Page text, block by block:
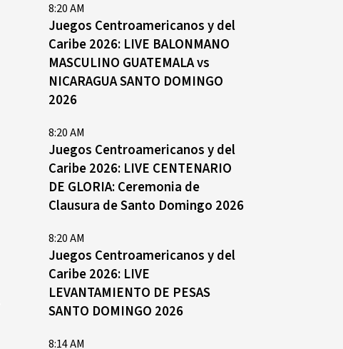
8:20 AM
Juegos Centroamericanos y del
Caribe 2026: LIVE BALONMANO
MASCULINO GUATEMALA vs
NICARAGUA SANTO DOMINGO
2026
8:20 AM
Juegos Centroamericanos y del
Caribe 2026: LIVE CENTENARIO
DE GLORIA: Ceremonia de
Clausura de Santo Domingo 2026
8:20 AM
Juegos Centroamericanos y del
Caribe 2026: LIVE
LEVANTAMIENTO DE PESAS
SANTO DOMINGO 2026
8:14 AM